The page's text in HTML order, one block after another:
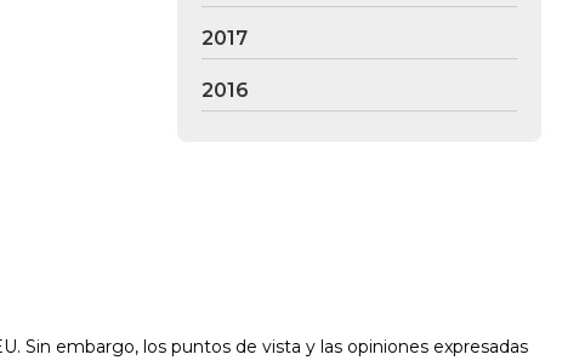
2017
2016
Sin embargo, los puntos de vista y las opiniones expresadas